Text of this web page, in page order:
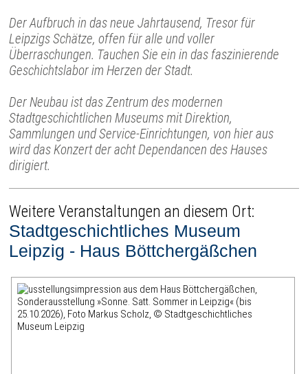
Der Aufbruch in das neue Jahrtausend, Tresor für
Leipzigs Schätze, offen für alle und voller
Überraschungen. Tauchen Sie ein in das faszinierende
Geschichtslabor im Herzen der Stadt.
Der Neubau ist das Zentrum des modernen
Stadtgeschichtlichen Museums mit Direktion,
Sammlungen und Service-Einrichtungen, von hier aus
wird das Konzert der acht Dependancen des Hauses
dirigiert.
Weitere Veranstaltungen an diesem Ort:
Stadtgeschichtliches Museum
Leipzig - Haus Böttchergäßchen